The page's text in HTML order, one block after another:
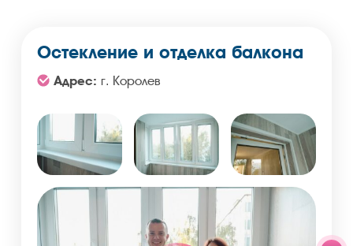
Остекление и отделка балкона
Адрес: г. Королев